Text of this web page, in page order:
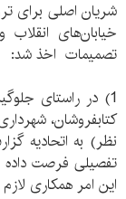
شریان اصلی برای
خیابان‌های
تصمیمات اخذ شد:
1) در راستای
کتابفروشان،
نظر) به اتحادیه
تفصیلی فرصت داده
این امر همکاری